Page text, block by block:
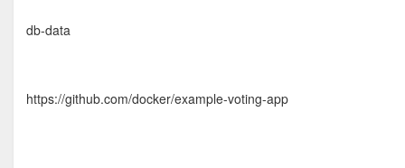
db-data
https://github.com/docker/example-voting-app